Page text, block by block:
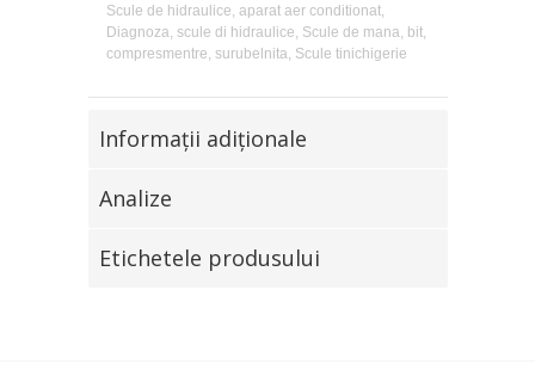
Scule de hidraulice, aparat aer conditionat,
Diagnoza, scule di hidraulice, Scule de mana, bit,
compresmentre, surubelnita, Scule tinichigerie
Informaţii adiţionale
Analize
Etichetele produsului